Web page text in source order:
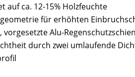
auf ca. 12-15% Holzfeuchte
für erhöhten
Alu-
durch zwei umlaufende